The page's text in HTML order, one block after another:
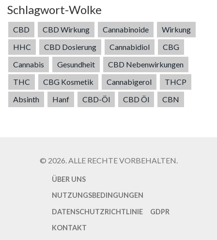
Schlagwort-Wolke
CBD CBD Wirkung Cannabinoide
Wirkung
HHC
CBD Dosierung Cannabidiol
CBG
Cannabis
Gesundheit
CBD Nebenwirkungen
THC
CBG Kosmetik Cannabigerol
THCP
Absinth
Hanf CBD-Öl CBD Öl CBN
© 2026. ALLE RECHTE VORBEHALTEN.
ÜBER UNS
NUTZUNGSBEDINGUNGEN
DATENSCHUTZRICHTLINIE
GDPR
KONTAKT